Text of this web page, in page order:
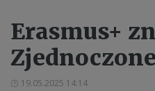
Erasmus+
19.05.2025 14:14